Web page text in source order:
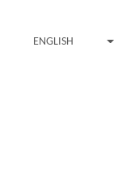
ENGLISH